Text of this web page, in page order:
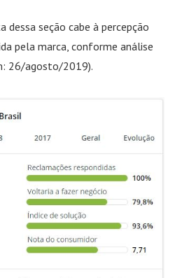
dessa seção cabe à percepção
pela marca, conforme análise
26/agosto/2019).